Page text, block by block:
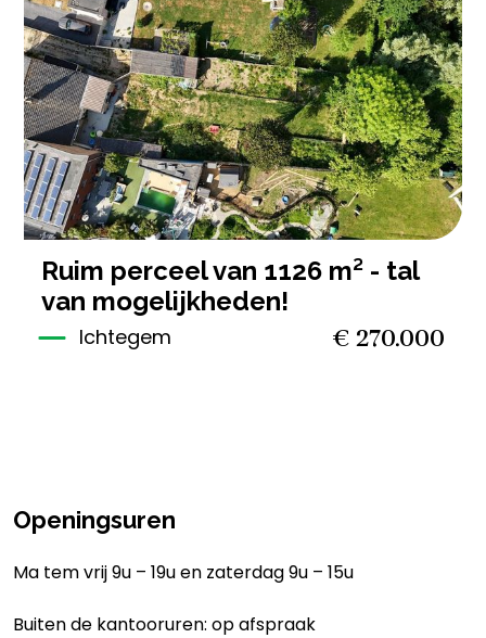
1.126 m²
ruim perceel van 1126 m² - tal
van mogelijkheden!
Ichtegem € 270.000
Openingsuren
Ma tem vrij 9u – 19u en zaterdag 9u – 15u
Buiten de kantooruren: op afspraak